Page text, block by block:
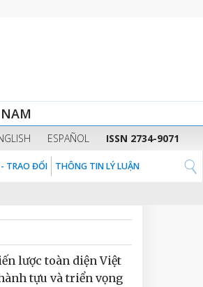
ESPAÑOL ISSN 2734-9071
TRAO ĐỔI THÔNG TIN LÝ LUẬN
lược toàn diện Việt
tựu và triển vọng